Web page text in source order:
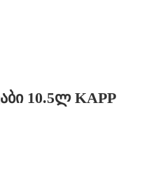
10.5ლ KAPP